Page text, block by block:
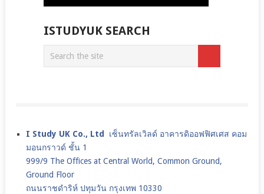
ISTUDYUK SEARCH
I Study UK Co., Ltd เซ็นทรัลเวิลด์ อาคารดิออฟฟิศเศส คอม
มอนกราวด์ ชั้น 1
999/9 The Offices at Central World, Common Ground,
Ground Floor
ถนนราชดำริห์ ปทุมวัน กรุงเทพ 10330